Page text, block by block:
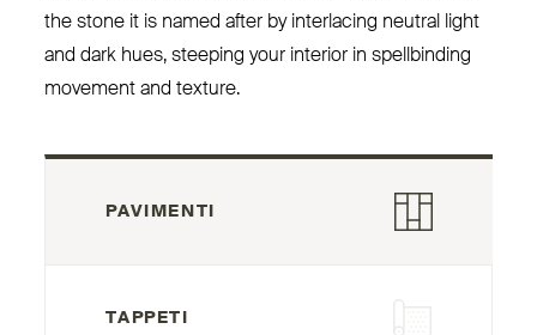
the stone it is named after by interlacing neutral light
and dark hues, steeping your interior in spell­binding
movement and texture.
PAVIMENTI
TAPPETI